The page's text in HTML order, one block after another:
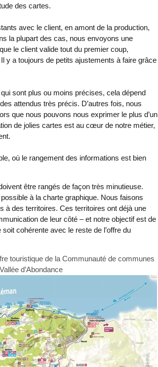
des cartes.
avec le client, en amont de la production,
la plupart des cas, nous envoyons une
le client valide tout du premier coup,
y a toujours de petits ajustements à faire grâce
sont plus ou moins précises, cela dépend
attendus très précis. D’autres fois, nous
que nous pouvons nous exprimer le plus d’un
de jolies cartes est au cœur de notre métier,
où le rangement des informations est bien
être rangés de façon très minutieuse.
à la charte graphique. Nous faisons
à des territoires. Ces territoires ont déjà une
de leur côté – et notre objectif est de
cohérente avec le reste de l’offre du
touristique de la Communauté de communes
d’Abondance